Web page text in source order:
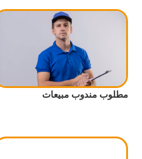
مطلوب مندوب مبيعات